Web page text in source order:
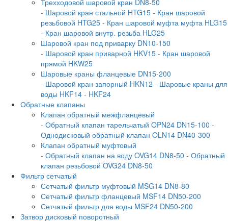
Трехходовой шаровой кран DN8-50
- Шаровой кран стальной HTG15 - Кран шаровой
резьбовой HTG25 - Кран шаровой муфта муфта HLG15
- Кран шаровой внутр. резьба HLG25
Шаровой кран под приварку DN10-150
- Шаровой кран приварной HKV15 - Кран шаровой
прямой HKW25
Шаровые краны фланцевые DN15-200
- Шаровой кран запорный HKN12 - Шаровые краны для
воды HKF14 - HKF24
Обратные клапаны
Клапан обратный межфланцевый
- Обратный клапан тарельчатый OPN24 DN15-100 -
Однодисковый обратный клапан OLN14 DN40-300
Клапан обратный муфтовый
- Обратный клапан на воду OVG14 DN8-50 - Обратный
клапан резьбовой OVG24 DN8-50
Фильтр сетчатый
Сетчатый фильтр муфтовый MSG14 DN8-80
Сетчатый фильтр фланцевый MSF14 DN50-200
Сетчатый фильтр для воды MSF24 DN50-200
Затвор дисковый поворотный